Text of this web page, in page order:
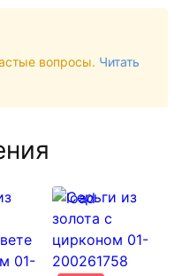
вопросы. Читать